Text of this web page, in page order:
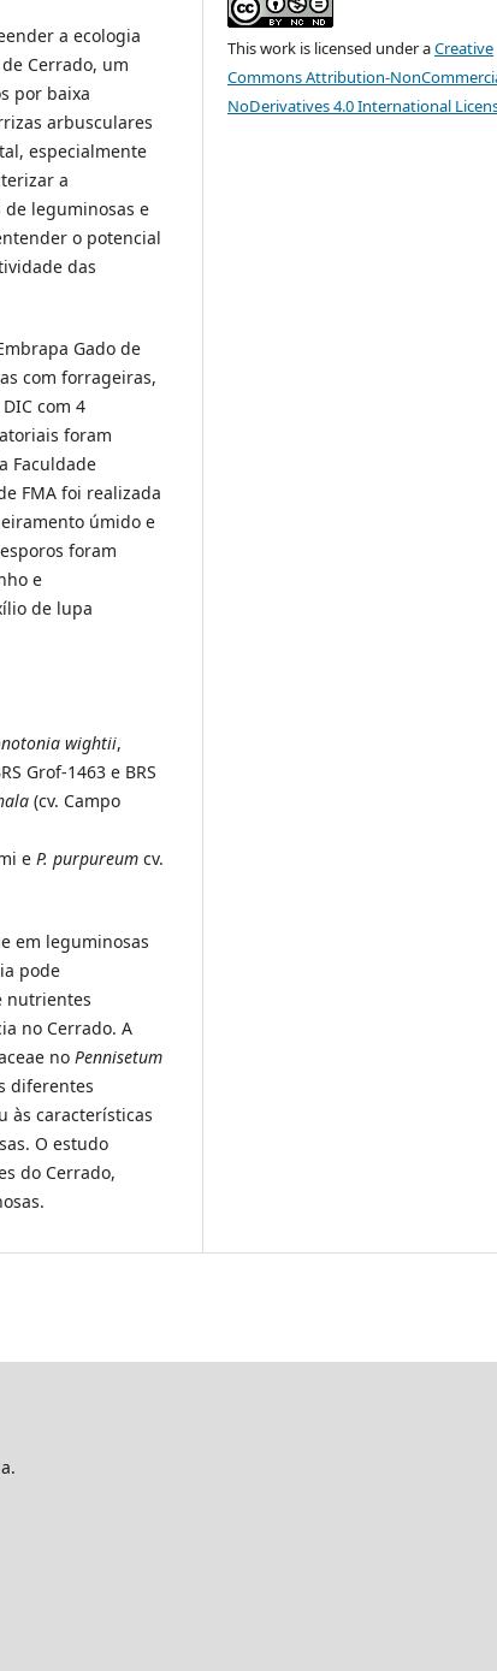
a ecologia
Cerrado, um
por baixa
arbusculares
especialmente
a
de leguminosas e
o potencial
das
Gado de
com forrageiras,
com 4
foram
Faculdade
FMA foi realizada
úmido e
foram
e
de lupa
wightii,
Grof-1463 e BRS
(cv. Campo
e P. purpureum cv.
em leguminosas
pode
nutrientes
no Cerrado. A
no Pennisetum
diferentes
às características
O estudo
do Cerrado,
This work is licensed under aCreative
Commons Attribution-
NoDerivatives 4.0 International